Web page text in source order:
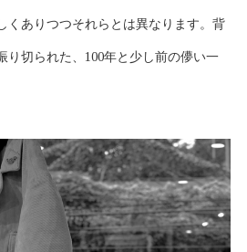
くありつつそれらとは異なります。背
り切られた、100年と少し前の儚い一